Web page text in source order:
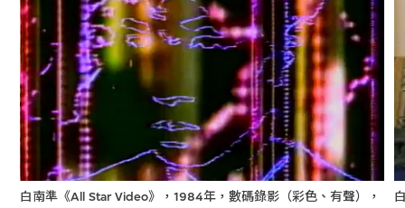
白南準《All Star Video》，1984年，數碼錄影（彩色、有聲），